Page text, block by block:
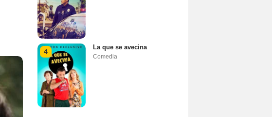
4
La que se avecina
Comedia